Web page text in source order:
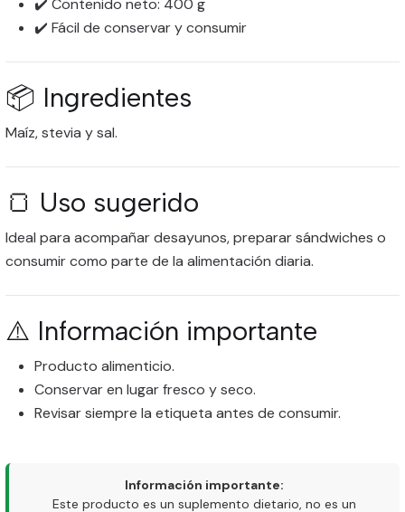
✔️ Contenido neto: 400 g
✔️ Fácil de conservar y consumir
📦 Ingredientes
Maíz, stevia y sal.
🍞 Uso sugerido
Ideal para acompañar desayunos, preparar sándwiches o
consumir como parte de la alimentación diaria.
⚠️ Información importante
Producto alimenticio.
Conservar en lugar fresco y seco.
Revisar siempre la etiqueta antes de consumir.
Información importante:
Este producto es un suplemento dietario, no es un